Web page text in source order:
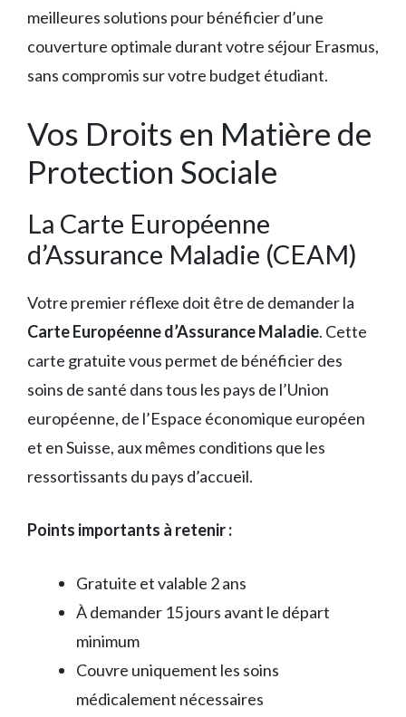
meilleures solutions pour bénéficier d’une
couverture optimale durant votre séjour Erasmus,
sans compromis sur votre budget étudiant.
Vos Droits en Matière de
Protection Sociale
La Carte Européenne
d’Assurance Maladie (CEAM)
Votre premier réflexe doit être de demander la
Carte Européenne d’Assurance Maladie. Cette
carte gratuite vous permet de bénéficier des
soins de santé dans tous les pays de l’Union
européenne, de l’Espace économique européen
et en Suisse, aux mêmes conditions que les
ressortissants du pays d’accueil.
Points importants à retenir :
Gratuite et valable 2 ans
À demander 15 jours avant le départ
minimum
Couvre uniquement les soins
médicalement nécessaires